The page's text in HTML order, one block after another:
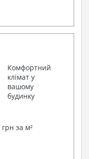
Комфортний
клімат у
вашому
будинку
грн за м²